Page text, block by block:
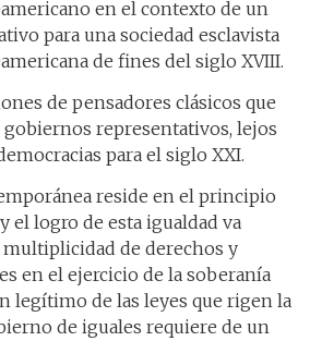
en el contexto de un
para una sociedad esclavista
de fines del siglo XVIII.
de pensadores clásicos que
representativos, lejos
para el siglo XXI.
reside en el principio
el logro de esta igualdad va
multiplicidad de derechos y
en el ejercicio de la soberanía
legítimo de las leyes que rigen la
de iguales requiere de un